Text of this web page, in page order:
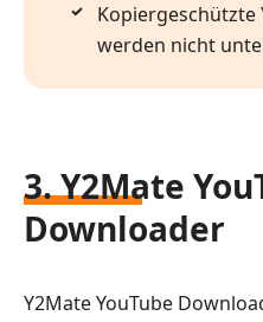
Kopiergeschützte
werden nicht
3. Y2Mate
Downloader
Y2Mate YouTube